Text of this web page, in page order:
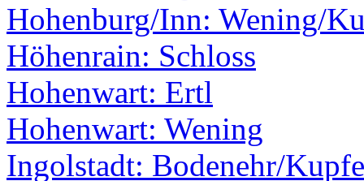
Hohenburg/Inn: Wening/
Höhenrain: Schloss
Hohenwart: Ertl
Hohenwart: Wening
Ingolstadt: Bodenehr/